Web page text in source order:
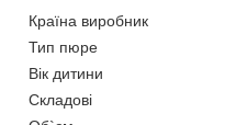
Країна виробник
Тип пюре
Вік дитини
Складові